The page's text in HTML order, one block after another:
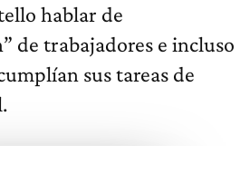
hablar de
de trabajadores e incluso
sus tareas de